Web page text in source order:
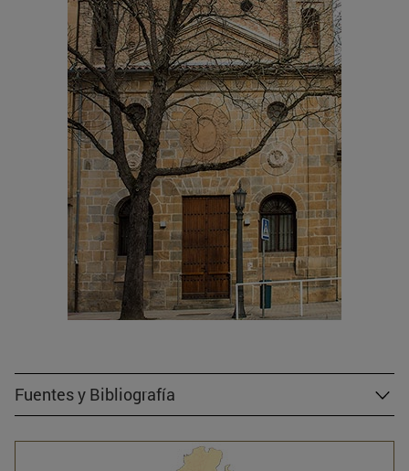
Fuentes y Bibliografía